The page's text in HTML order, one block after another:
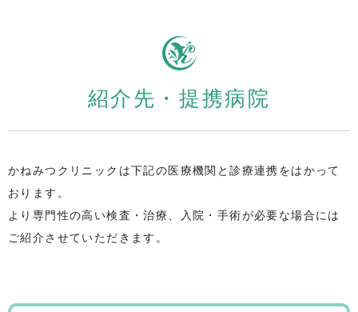
紹介先・提携病院
かねみつクリニックは下記の医療機関と診療連携をはかって
おります。
より専門性の高い検査・治療、入院・手術が必要な場合には
ご紹介させていただきます。